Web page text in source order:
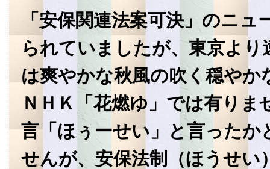
「安保関連法案可決」のニ
られていましたが、東京より
は爽やかな秋風の吹く穏やか
ＮＨＫ「花燃ゆ」では有りま
言「ほぅーせい」と言ったか
せんが、安保法制（ほうせい